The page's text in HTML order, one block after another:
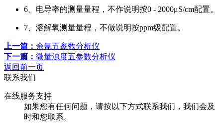
6、电导率的测量量程，不作说明按0 - 2000μS/cm配置。
7、溶解氧测量量程，不做说明按ppm级配置。
上一篇： 余氯五参数分析仪
下一篇： 微量浊度五参数分析仪
返回前一页
联系我们
在线服务支持
如果您有任何问题，请按以下方式联系我们，我们会及
时和您联系。